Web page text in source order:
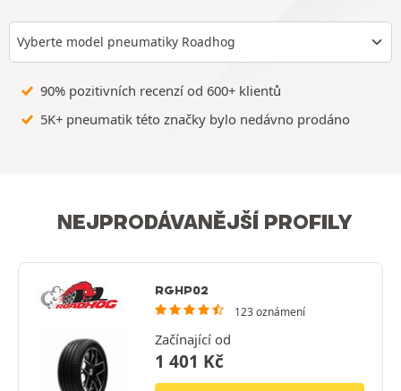
Vyberte model pneumatiky Roadhog
90% pozitivních recenzí od 600+ klientů
5K+ pneumatik této značky bylo nedávno prodáno
NEJPRODÁVANĚJŠÍ PROFILY
RGHP02
123 oznámení
Začínající od
1 401 Kč